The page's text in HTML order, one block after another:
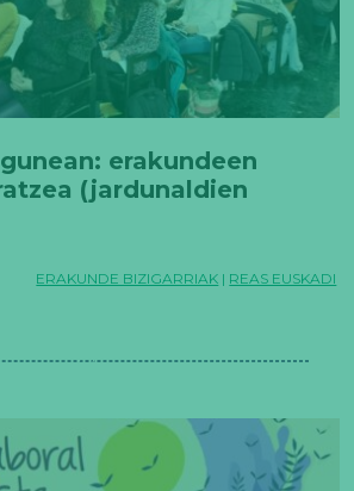
erakundeen
(jardunaldien
ERAKUNDE BIZIGARRIAK | REAS EUSKADI